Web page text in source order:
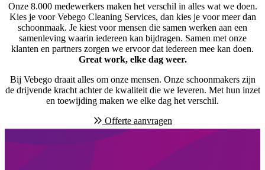
Onze 8.000 medewerkers maken het verschil in alles wat we doen.
Kies je voor Vebego Cleaning Services, dan kies je voor meer dan
schoonmaak. Je kiest voor mensen die samen werken aan een
samenleving waarin iedereen kan bijdragen. Samen met onze
klanten en partners zorgen we ervoor dat iedereen mee kan doen.
Great work, elke dag weer.
Bij Vebego draait alles om onze mensen. Onze schoonmakers zijn
de drijvende kracht achter de kwaliteit die we leveren. Met hun inzet
en toewijding maken we elke dag het verschil.
Offerte aanvragen